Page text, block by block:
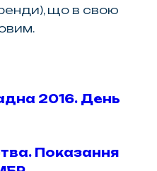
що в свою
2016. День
Показання